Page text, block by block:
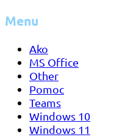
Menu
Ako
MS Office
Other
Pomoc
Teams
Windows 10
Windows 11